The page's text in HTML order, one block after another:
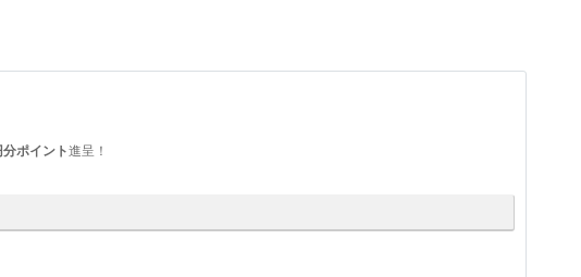
分ポイント進呈！